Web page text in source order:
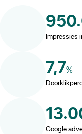
Impressies
7,7%
Google